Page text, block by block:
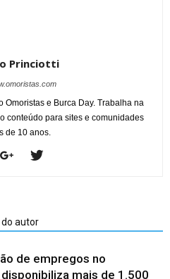
Princiotti
Omoristas e Burca Day. Trabalha na
conteúdo para sites e comunidades
de 10 anos.
do autor
de empregos no
mais de 1.500